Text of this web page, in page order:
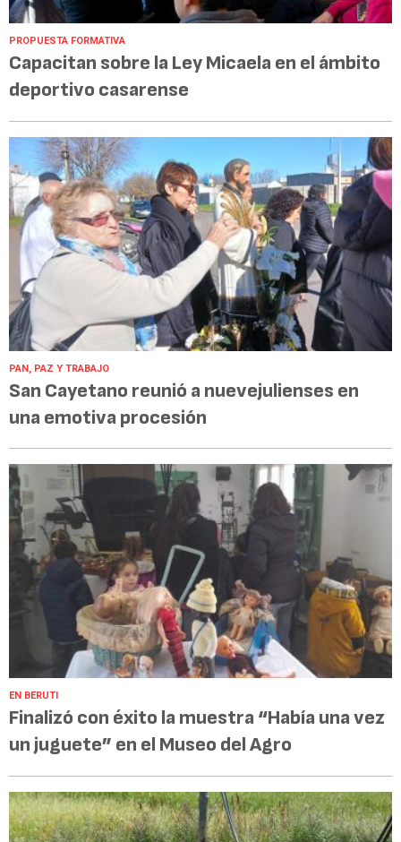
PROPUESTA FORMATIVA
Capacitan sobre la Ley Micaela en el ámbito
deportivo casarense
PAN, PAZ Y TRABAJO
San Cayetano reunió a nuevejulienses en
una emotiva procesión
EN BERUTI
Finalizó con éxito la muestra “Había una vez
un juguete” en el Museo del Agro